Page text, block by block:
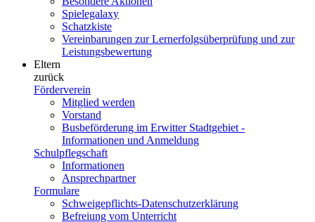
Spielegalaxy
Schatzkiste
Vereinbarungen zur Lernerfolgsüberprüfung und zur
Leistungsbewertung
Eltern
zurück
Förderverein
Mitglied werden
Vorstand
Busbeförderung im Erwitter Stadtgebiet -
Informationen und Anmeldung
Schulpflegschaft
Informationen
Ansprechpartner
Formulare
Schweigepflichts-Datenschutzerklärung
Befreiung vom Unterricht